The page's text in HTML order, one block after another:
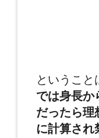
ということ
では身長か
だったら
に計算され